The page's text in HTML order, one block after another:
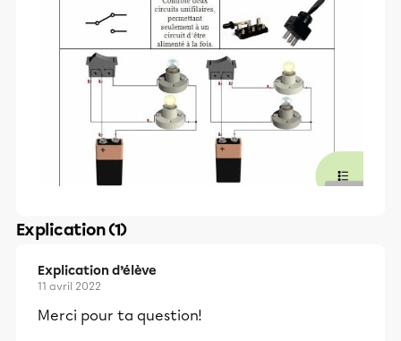
Explication (1)
Explication d’élève
11 avril 2022
Merci pour ta question!